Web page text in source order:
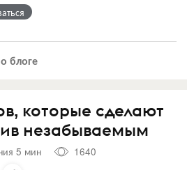
о блоге
которые сделают
незабываемым
5 мин
1640